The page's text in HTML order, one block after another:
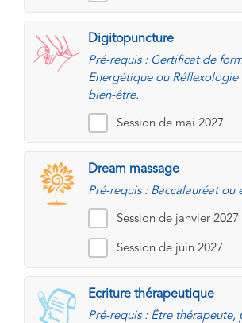
Digitopuncture
Pré-requis : Certificat de
Energétique ou Réflexologie
bien-être.
Session de mai 2027
Dream massage
Pré-requis : Baccalauréat ou
Session de janvier 2027
Session de juin 2027
Ecriture thérapeutique
Pré-requis : Être thérapeute,